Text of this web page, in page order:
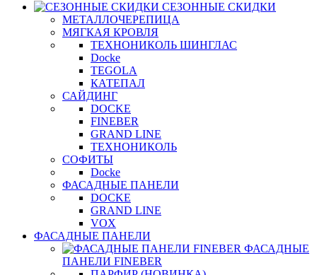
СЕЗОННЫЕ СКИДКИ
МЕТАЛЛОЧЕРЕПИЦА
МЯГКАЯ КРОВЛЯ
ТЕХНОНИКОЛЬ ШИНГЛАС
Docke
TEGOLA
КАТЕПАЛ
САЙДИНГ
DOCKE
FINEBER
GRAND LINE
ТЕХНОНИКОЛЬ
СОФИТЫ
Docke
ФАСАДНЫЕ ПАНЕЛИ
DOCKE
GRAND LINE
VOX
ФАСАДНЫЕ ПАНЕЛИ
ФАСАДНЫЕ
ПАНЕЛИ FINEBER